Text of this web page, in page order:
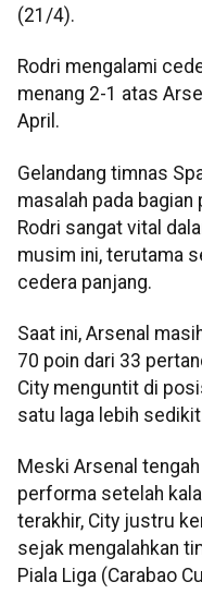
(21/4).
Rodri mengalami
menang 2-1 atas
April.
Gelandang timnas
masalah pada bagian
Rodri sangat vital
musim ini, terutama
cedera panjang.
Saat ini, Arsenal
70 poin dari 33
City menguntit di
satu laga lebih
Meski Arsenal
performa setelah
terakhir, City justru
sejak mengalahkan
Piala Liga (Carabao